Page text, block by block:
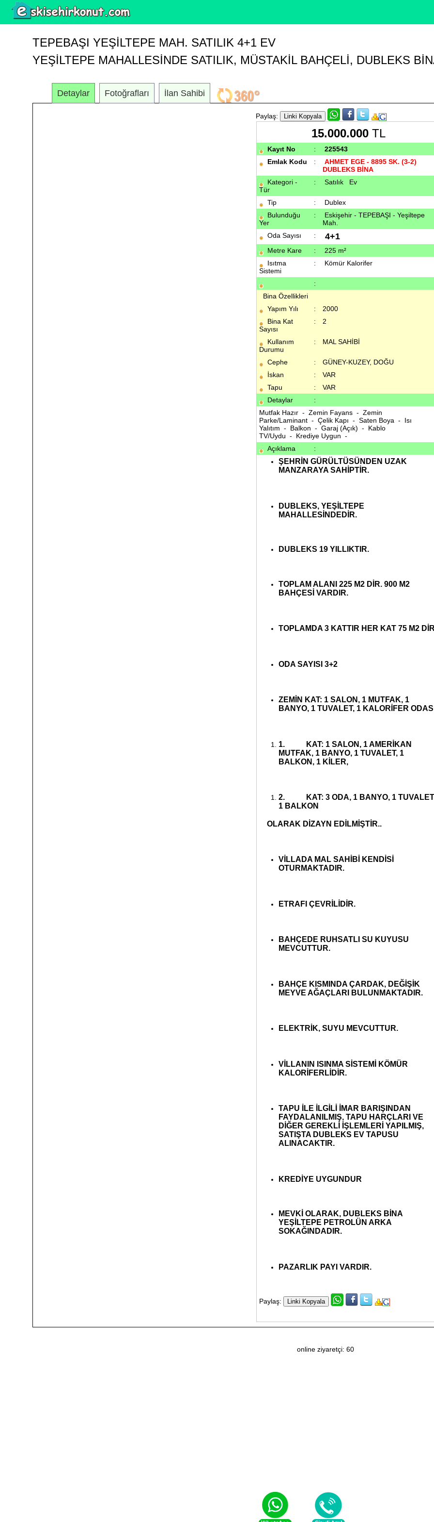
TEPEBAŞI YEŞILTEPE MAH. SATILIK 4+1 EV
YEŞİLTEPE MAHALLESİNDE SATILIK, MÜSTAKİL BAHÇELİ, DUBLEKS
Detaylar Fotoğrafları İlan Sahibi
Paylaş:
15.000.000 TL
Kayıt No :
225543
Emlak Kodu
:
AHMET EGE - 8895 SK. (3-2)
DUBLEKS BİNA
Kategori -
Tür
: Satılık Ev
Tip :
Dublex
Bulunduğu
Yer
:
Eskişehir - TEPEBAŞI - Yeşiltepe
Mah.
Oda Sayısı
: 4+1
Metre Kare :
225 m²
Isıtma
Sistemi
: Kömür Kalorifer
:
Bina Özellikleri
Yapım Yılı
:
2000
Bina Kat
Sayısı
: 2
Kullanım
Durumu
: MAL SAHİBİ
Cephe :
GÜNEY-KUZEY, DOĞU
İskan
:
VAR
Tapu
:
VAR
Detaylar
:
Mutfak Hazır - Zemin Fayans - Zemin
Parke/Laminant - Çelik Kapı - Saten Boya - Isı
Yalıtım - Balkon - Garaj (Açık) - Kablo
TV/Uydu - Krediye Uygun -
Açıklama
:
ŞEHRİN GÜRÜLTÜSÜNDEN UZAK
MANZARAYA SAHİPTİR.
DUBLEKS, YEŞİLTEPE
MAHALLESİNDEDİR.
DUBLEKS 19 YILLIKTIR.
TOPLAM ALANI 225 M2 DİR. 900 M2
BAHÇESİ VARDIR.
TOPLAMDA 3 KATTIR HER KAT 75 M2
ODA SAYISI 3+2
ZEMİN KAT: 1 SALON, 1 MUTFAK, 1
BANYO, 1 TUVALET, 1 KALORİFER
1.
KAT: 1 SALON, 1 AMERİKAN
MUTFAK, 1 BANYO, 1 TUVALET, 1
BALKON, 1 KİLER,
2.
KAT: 3 ODA, 1 BANYO, 1
1 BALKON
OLARAK DİZAYN EDİLMİŞTİR..
VİLLADA MAL SAHİBİ KENDİSİ
OTURMAKTADIR.
ETRAFI ÇEVRİLİDİR.
BAHÇEDE RUHSATLI SU KUYUSU
MEVCUTTUR.
BAHÇE KISMINDA ÇARDAK, DEĞİŞİK
MEYVE AĞAÇLARI BULUNMAKTADIR.
ELEKTRİK, SUYU MEVCUTTUR.
VİLLANIN ISINMA SİSTEMİ KÖMÜR
KALORİFERLİDİR.
TAPU İLE İLGİLİ İMAR BARIŞINDAN
FAYDALANILMIŞ, TAPU HARÇLARI VE
DİĞER GEREKLİ İŞLEMLERİ YAPILMIŞ,
SATIŞTA DUBLEKS EV TAPUSU
ALINACAKTIR.
KREDİYE UYGUNDUR
MEVKİ OLARAK, DUBLEKS BİNA
YEŞİLTEPE PETROLÜN ARKA
SOKAĞINDADIR.
PAZARLIK PAYI VARDIR.
Paylaş:
online ziyaretçi: 60